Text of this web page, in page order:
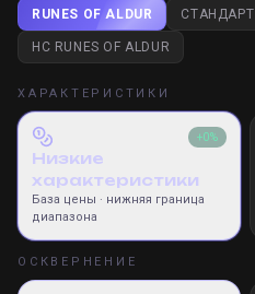
RUNES OF ALDUR СТАНДАРТ
HC RUNES OF ALDUR
ХАРАКТЕРИСТИКИ
+0%
Низкие
характеристики
База цены · нижняя граница
диапазона
ОСКВЕРНЕНИЕ